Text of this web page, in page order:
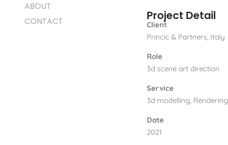
ABOUT
CONTACT
Project Detail
Client
Princic & Partners, Italy
Role
3d scene art direction
Service
3d modelling, Rendering
Date
2021